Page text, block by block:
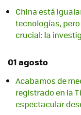
China está
tecnologías,
crucial: la
01 agosto
Acabamos de
registrado en la
espectacular